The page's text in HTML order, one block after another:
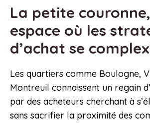
La petite
espace où les
d’achat se
Les quartiers comme Boulogne,
Montreuil connaissent un regain
par des acheteurs cherchant à
sans sacrifier la proximité des